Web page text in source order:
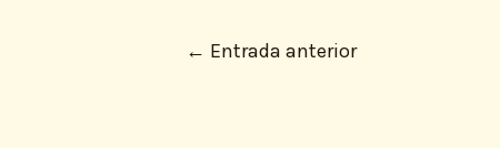
← Entrada anterior